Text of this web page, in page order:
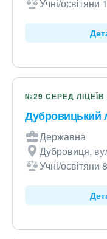
Учні/освітяни
№29 СЕРЕД
Дубровицький
Державна
Дубровиця,
Учні/освітяни